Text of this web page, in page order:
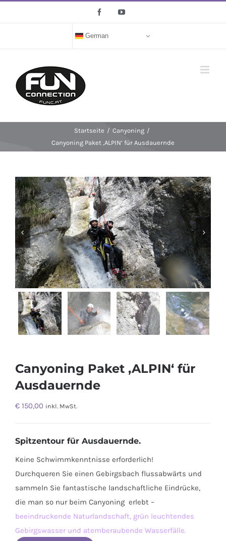
FacebookYouTube
German
Startseite / Canyoning /
Canyoning Paket ‚ALPIN‘ für Ausdauernde
 
Canyoning Paket ‚ALPIN‘ für
Ausdauernde
€ 150,00 inkl. MwSt.
Spitzentour für Ausdauernde.
Keine Schwimmkenntnisse erforderlich!
Durchqueren Sie einen Gebirgsbach flussabwärts und
sammeln Sie fantastische landschaftliche Eindrücke,
die man so nur beim Canyoning erlebt –
beeindruckende Naturlandschaft, grün leuchtendes
Gebirgswasser und atemberaubende Wasserfälle.